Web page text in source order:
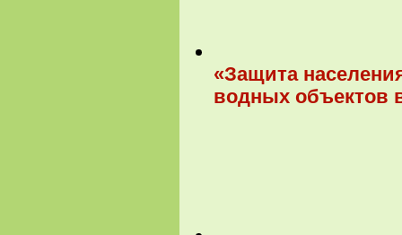
«Защита
водных объектов